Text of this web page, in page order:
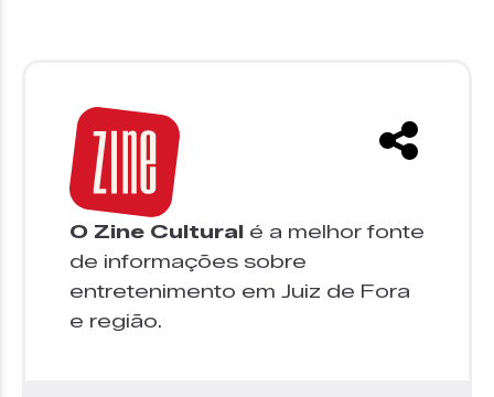
O Zine Cultural é a melhor fonte
de informações sobre
entretenimento em Juiz de Fora
e região.